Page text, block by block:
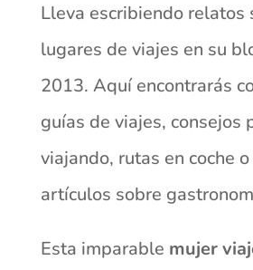
Lleva escribiendo relatos
lugares de viajes en su
2013. Aquí encontrarás
guías de viajes, consejos
viajando, rutas en coche
artículos sobre
Esta imparable mujer